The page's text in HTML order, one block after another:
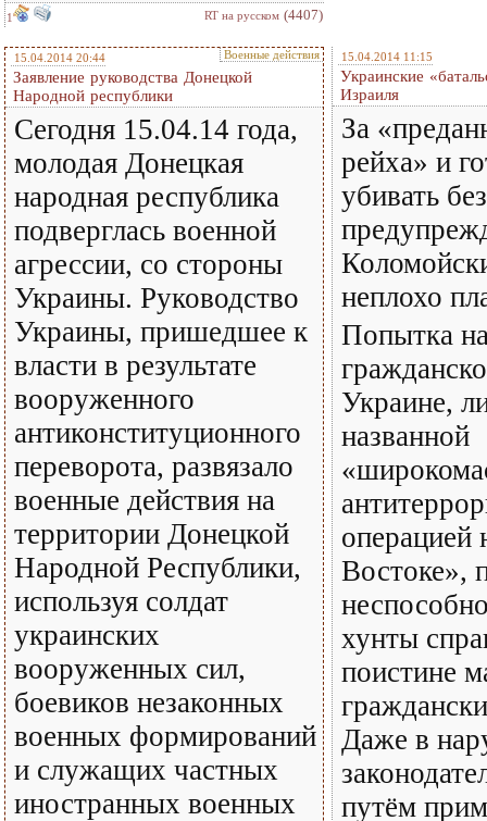
1 RT на русском (4407)
15.04.2014 20:44 Военные действия
Заявление руководства Донецкой
Народной республики
Сегодня 15.04.14 года,
молодая Донецкая
народная республика
подверглась военной
агрессии, со стороны
Украины. Руководство
Украины, пришедшее к
власти в результате
вооруженного
антиконституционного
переворота, развязало
военные действия на
территории Донецкой
Народной Республики,
используя солдат
украинских
вооруженных сил,
боевиков незаконных
военных формирований
и служащих частных
иностранных военных
15.04.2014 11:15
Украинские
Израиля
За
рейха» и
убивать без
неплохо
Попытка
Украине,
названной
Востоке»,
хунты
поистине
Даже в
путём